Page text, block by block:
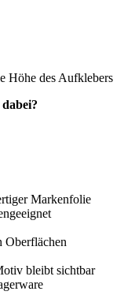
Höhe des Aufklebers
Markenfolie
Oberflächen
bleibt sichtbar